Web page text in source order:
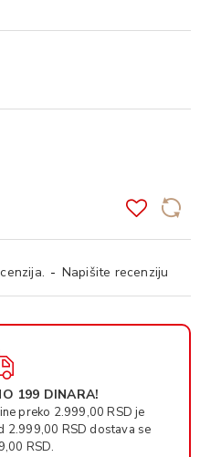
- Napišite recenziju
199 DINARA!
preko 2.999,00 RSD je
2.999,00 RSD dostava se
RSD.